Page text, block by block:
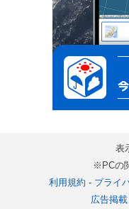
表
※PCの
利用規約 - プライ
広告掲載